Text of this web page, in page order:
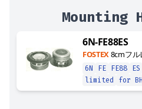
Mounting
6N-FE88ES
FOSTEX8cmフル
6N FE FE88 ES
limited
for BH